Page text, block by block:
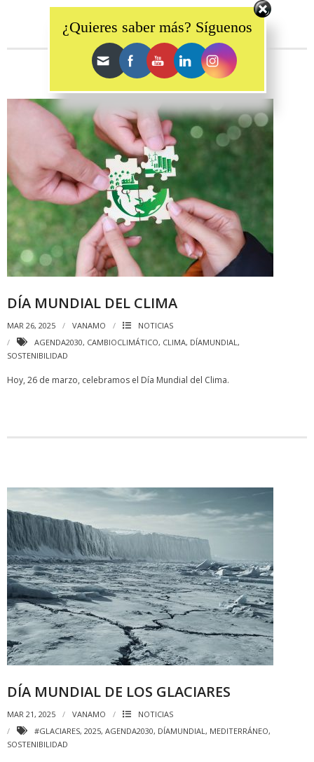
DÍA MUNDIAL DEL CLIMA
MAR 26, 2025 VANAMO
NOTICIAS
AGENDA2030, CAMBIOCLIMÁTICO, CLIMA, DÍAMUNDIAL,
SOSTENIBILIDAD
Hoy, 26 de marzo, celebramos el Día Mundial del Clima.
DÍA MUNDIAL DE LOS GLACIARES
MAR 21, 2025 VANAMO
NOTICIAS
#GLACIARES, 2025, AGENDA2030, DÍAMUNDIAL, MEDITERRÁNEO,
SOSTENIBILIDAD
¿Quieres saber más? Síguenos